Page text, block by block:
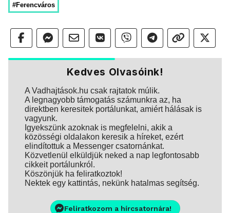
#Ferencváros
Kedves Olvasóink!
A Vadhajtások.hu csak rajtatok múlik.
A legnagyobb támogatás számunkra az, ha
direktben keresitek portálunkat, amiért hálásak is
vagyunk.
Igyekszünk azoknak is megfelelni, akik a
közösségi oldalakon keresik a híreket, ezért
elindítottuk a Messenger csatornánkat.
Közvetlenül elküldjük neked a nap legfontosabb
cikkeit portálunkról.
Köszönjük ha feliratkoztok!
Nektek egy kattintás, nekünk hatalmas segítség.
Feliratkozom a hírcsatornára!